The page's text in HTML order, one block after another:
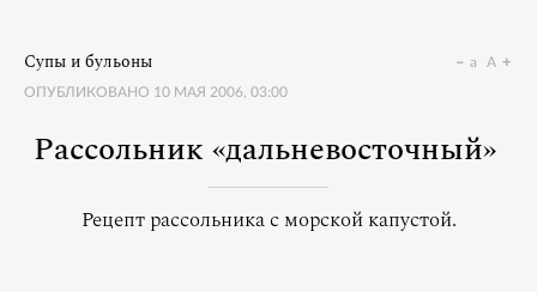
Супы и бульоны
ОПУБЛИКОВАНО 10 МАЯ 2006, 03:00
a A
Рассольник «дальневосточный»
Рецепт рассольника с морской капустой.